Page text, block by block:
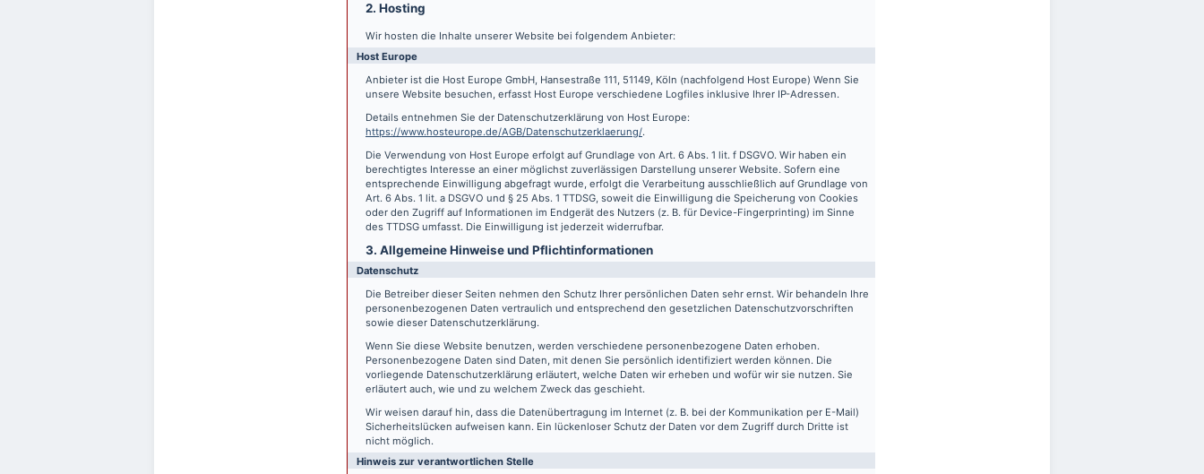
2. Hosting
Wir hosten die Inhalte unserer Website bei folgendem Anbieter:
Host Europe
Anbieter ist die Host Europe GmbH, Hansestraße 111, 51149, Köln (nachfolgend Host Europe) Wenn Sie
unsere Website besuchen, erfasst Host Europe verschiedene Logfiles inklusive Ihrer IP-Adressen.
Details entnehmen Sie der Datenschutzerklärung von Host Europe:
https://www.hosteurope.de/AGB/Datenschutzerklaerung/.
Die Verwendung von Host Europe erfolgt auf Grundlage von Art. 6 Abs. 1 lit. f DSGVO. Wir haben ein
berechtigtes Interesse an einer möglichst zuverlässigen Darstellung unserer Website. Sofern eine
entsprechende Einwilligung abgefragt wurde, erfolgt die Verarbeitung ausschließlich auf Grundlage von
Art. 6 Abs. 1 lit. a DSGVO und § 25 Abs. 1 TTDSG, soweit die Einwilligung die Speicherung von Cookies
oder den Zugriff auf Informationen im Endgerät des Nutzers (z. B. für Device-Fingerprinting) im Sinne
des TTDSG umfasst. Die Einwilligung ist jederzeit widerrufbar.
3. Allgemeine Hinweise und Pflicht­informationen
Datenschutz
Die Betreiber dieser Seiten nehmen den Schutz Ihrer persönlichen Daten sehr ernst. Wir behandeln Ihre
personenbezogenen Daten vertraulich und entsprechend den gesetzlichen Datenschutzvorschriften
sowie dieser Datenschutzerklärung.
Wenn Sie diese Website benutzen, werden verschiedene personenbezogene Daten erhoben.
Personenbezogene Daten sind Daten, mit denen Sie persönlich identifiziert werden können. Die
vorliegende Datenschutzerklärung erläutert, welche Daten wir erheben und wofür wir sie nutzen. Sie
erläutert auch, wie und zu welchem Zweck das geschieht.
Wir weisen darauf hin, dass die Datenübertragung im Internet (z. B. bei der Kommunikation per E-Mail)
Sicherheitslücken aufweisen kann. Ein lückenloser Schutz der Daten vor dem Zugriff durch Dritte ist
nicht möglich.
Hinweis zur verantwortlichen Stelle